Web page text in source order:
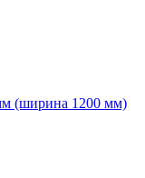
(ширина 1200 мм)